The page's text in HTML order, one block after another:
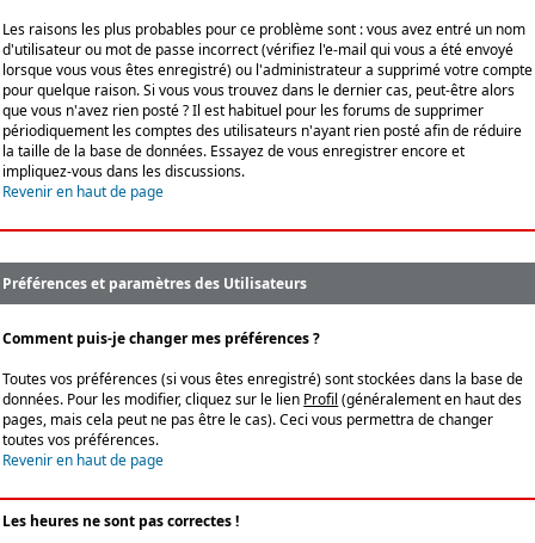
Les raisons les plus probables pour ce problème sont : vous avez entré un nom
d'utilisateur ou mot de passe incorrect (vérifiez l'e-mail qui vous a été envoyé
lorsque vous vous êtes enregistré) ou l'administrateur a supprimé votre compte
pour quelque raison. Si vous vous trouvez dans le dernier cas, peut-être alors
que vous n'avez rien posté ? Il est habituel pour les forums de supprimer
périodiquement les comptes des utilisateurs n'ayant rien posté afin de réduire
la taille de la base de données. Essayez de vous enregistrer encore et
impliquez-vous dans les discussions.
Revenir en haut de page
Préférences et paramètres des Utilisateurs
Comment puis-je changer mes préférences ?
Toutes vos préférences (si vous êtes enregistré) sont stockées dans la base de
données. Pour les modifier, cliquez sur le lien Profil (généralement en haut des
pages, mais cela peut ne pas être le cas). Ceci vous permettra de changer
toutes vos préférences.
Revenir en haut de page
Les heures ne sont pas correctes !